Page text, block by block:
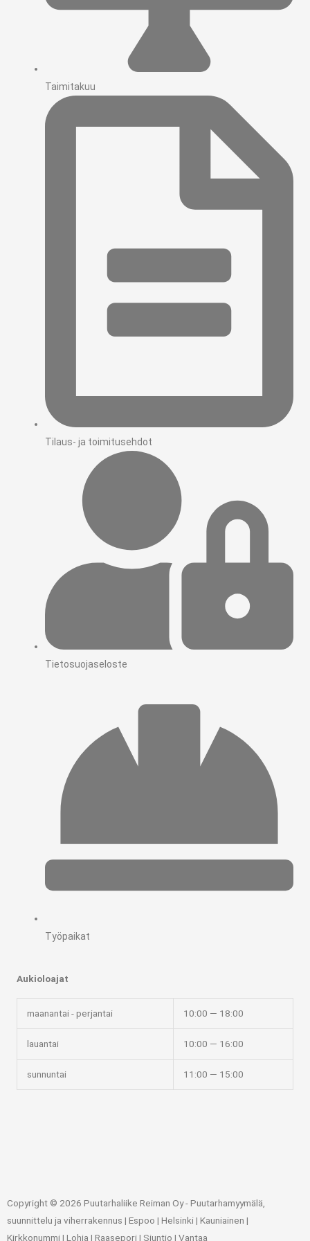
Taimitakuu
Tilaus- ja toimitusehdot
Tietosuojaseloste
Työpaikat
Aukioloajat
maanantai - perjantai 10:00 — 18:00
lauantai 10:00 — 16:00
sunnuntai 11:00 — 15:00
Copyright © 2026 Puutarhaliike Reiman Oy - Puutarhamyymälä,
suunnittelu ja viherrakennus | Espoo | Helsinki | Kauniainen |
Kirkkonummi | Lohja | Raasepori | Siuntio | Vantaa